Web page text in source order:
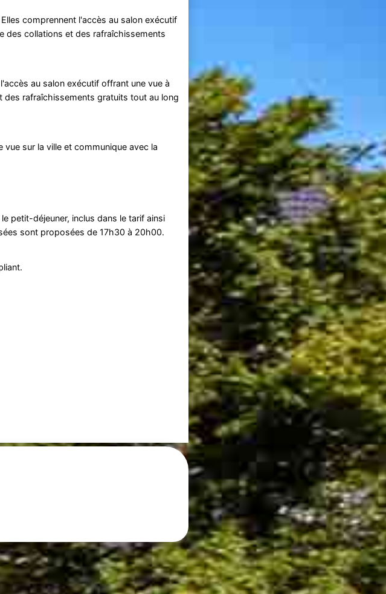
comprennent l'accès au salon exécutif
des collations et des rafraîchissements
au salon exécutif offrant une vue à
des rafraîchissements gratuits tout au long
sur la ville et communique avec la
petit-déjeuner, inclus dans le tarif ainsi
sont proposées de 17h30 à 20h00.